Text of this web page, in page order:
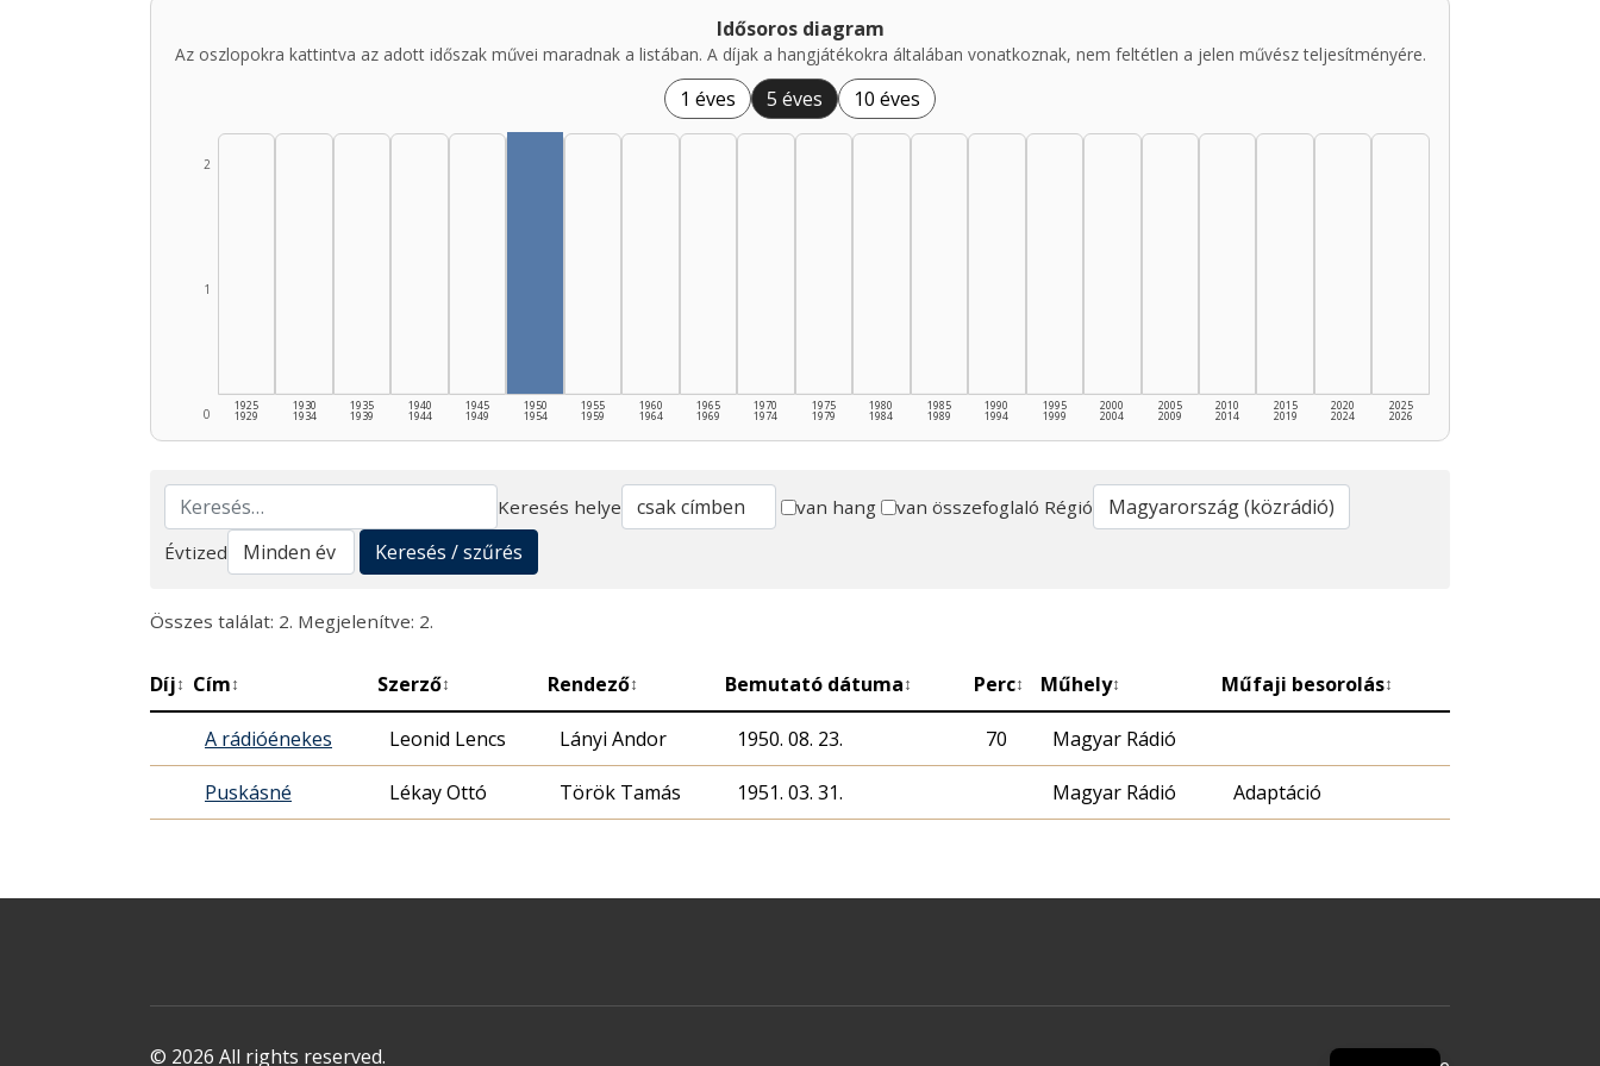
Idősoros diagram
Az oszlopokra kattintva az adott időszak művei maradnak a listában. A díjak a hangjátékokra általában vonatkoznak, nem feltétlen a jelen művész teljesítményére.
1 éves 5 éves 10 éves
0
1
2
1925
1929
1930
1934
1935
1939
1940
1944
1945
1949
1950
1954
1955
1959
1960
1964
1965
1969
1970
1974
1975
1979
1980
1984
1985
1989
1990
1994
1995
1999
2000
2004
2005
2009
2010
2014
2015
2019
2020
2024
2025
2026
Keresés
Keresés helye van hang van összefoglaló Régió
Évtized
Keresés / szűrés
Összes találat: 2. Megjelenítve: 2.
Díj↕ Cím↕ Szerző↕ Rendező↕ Bemutató dátuma↕ Perc↕ Műhely↕ Műfaji besorolás↕
A rádióénekes Leonid Lencs Lányi Andor 1950. 08. 23. 70 Magyar Rádió
Puskásné Lékay Ottó Török Tamás 1951. 03. 31. Magyar Rádió Adaptáció
© 2026 All rights reserved.